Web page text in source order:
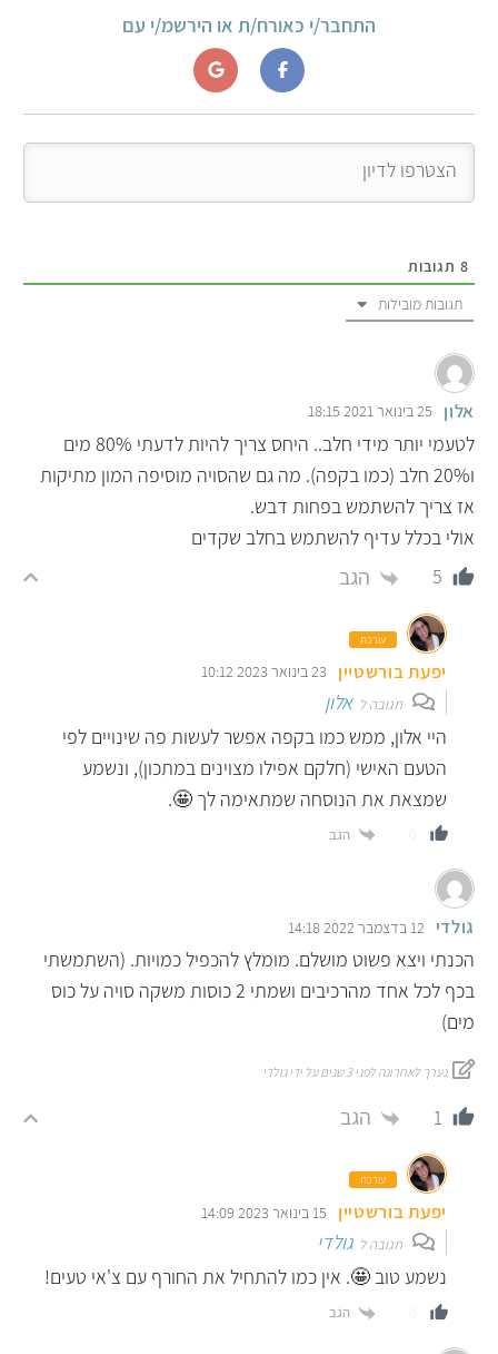
התחבר/י כאורח/ת או הירשמ/י עם
8 תגובות
תגובות מובילות
אלון 25 בינואר 2021 18:15
לטעמי יותר מידי חלב.. היחס צריך להיות לדעתי 80% מים
ו20% חלב (כמו בקפה). מה גם שהסויה מוסיפה המון מתיקות
אז צריך להשתמש בפחות דבש.
אולי בכלל עדיף להשתמש בחלב שקדים
5
הגב
עורכת
יפעת בורשטיין 23 בינואר 2023 10:12
תגובה לאלון
היי אלון, ממש כמו בקפה אפשר לעשות פה שינויים לפי
הטעם האישי (חלקם אפילו מצוינים במתכון), ונשמע
שמצאת את הנוסחה שמתאימה לך 🤩.
הגב
גולדי 12 בדצמבר 2022 14:18
הכנתי ויצא פשוט מושלם. מומלץ להכפיל כמויות. (השתמשתי
בכף לכל אחד מהרכיבים ושמתי 2 כוסות משקה סויה על כוס
מים)
נערך לאחרונה לפני 3 שנים על ידי גולדי
1 הגב
עורכת
יפעת בורשטיין 15 בינואר 2023 14:09
תגובה לגולדי
נשמע טוב 🤩. אין כמו להתחיל את החורף עם צ'אי טעים!
הגב